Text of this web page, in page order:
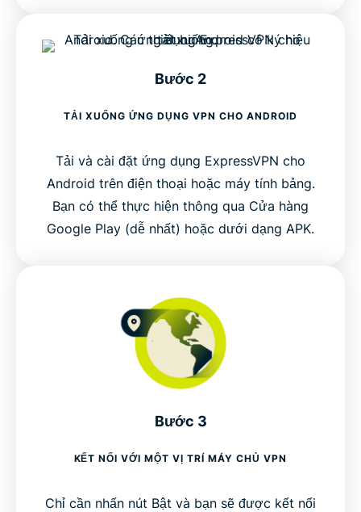
Bước 2
TẢI XUỐNG ỨNG DỤNG VPN CHO ANDROID
Tải và cài đặt ứng dụng ExpressVPN cho
Android trên điện thoại hoặc máy tính bảng.
Bạn có thể thực hiện thông qua Cửa hàng
Google Play (dễ nhất) hoặc dưới dạng APK.
Bước 3
KẾT NỐI VỚI MỘT VỊ TRÍ MÁY CHỦ VPN
Chỉ cần nhấn nút Bật và bạn sẽ được kết nối